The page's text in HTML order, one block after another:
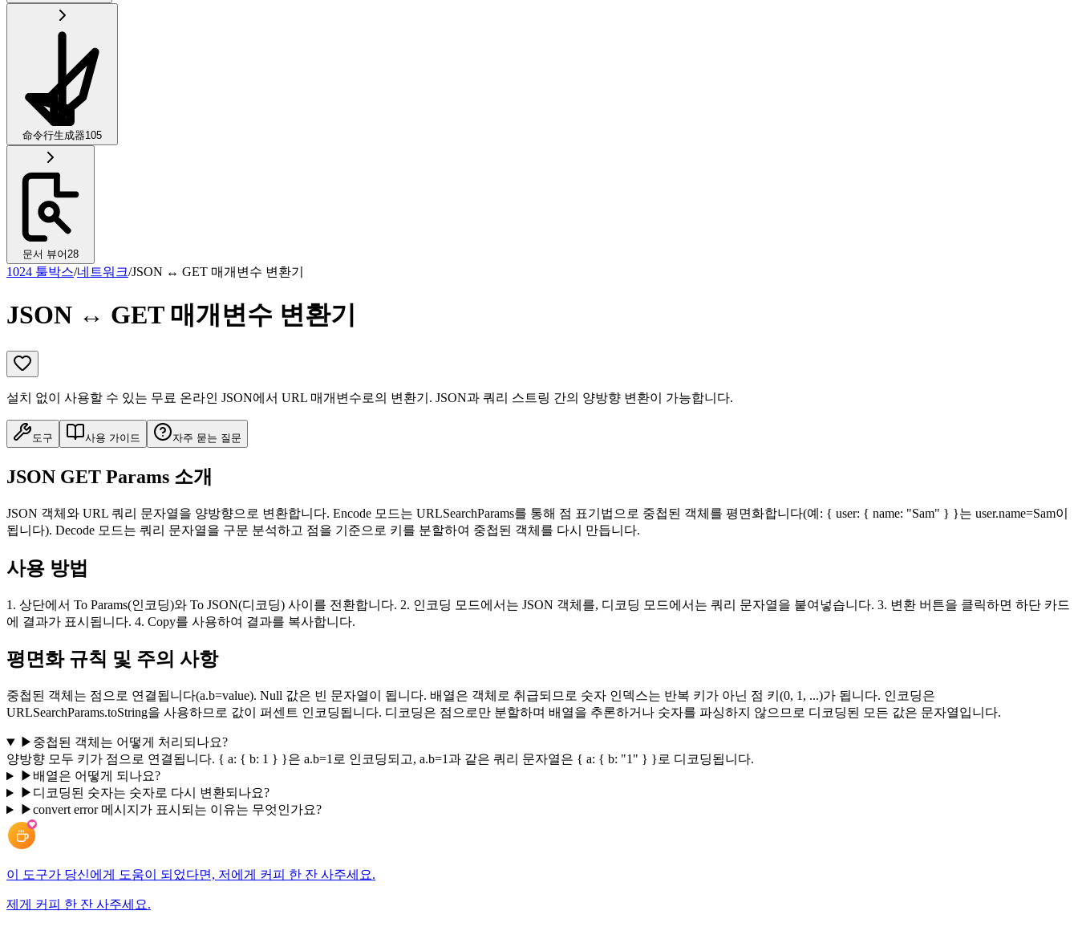
命令行生成器105
문서 뷰어28
1024 툴박스/네트워크/JSON ↔ GET 매개변수 변환기
JSON ↔ GET 매개변수 변환기
설치 없이 사용할 수 있는 무료 온라인 JSON에서 URL 매개변수로의 변환기. JSON과 쿼리 스트링 간의 양방향 변환이 가능합니다.
도구 사용 가이드 자주 묻는 질문
JSON GET Params 소개
JSON 객체와 URL 쿼리 문자열을 양방향으로 변환합니다. Encode 모드는 URLSearchParams를 통해 점 표기법으로 중첩된 객체를 평면화합니다(예: { user: { name: "Sam" } }는 user.name=Sam이
됩니다). Decode 모드는 쿼리 문자열을 구문 분석하고 점을 기준으로 키를 분할하여 중첩된 객체를 다시 만듭니다.
사용 방법
1. 상단에서 To Params(인코딩)와 To JSON(디코딩) 사이를 전환합니다. 2. 인코딩 모드에서는 JSON 객체를, 디코딩 모드에서는 쿼리 문자열을 붙여넣습니다. 3. 변환 버튼을 클릭하면 하단 카드
에 결과가 표시됩니다. 4. Copy를 사용하여 결과를 복사합니다.
평면화 규칙 및 주의 사항
중첩된 객체는 점으로 연결됩니다(a.b=value). Null 값은 빈 문자열이 됩니다. 배열은 객체로 취급되므로 숫자 인덱스는 반복 키가 아닌 점 키(0, 1, ...)가 됩니다. 인코딩은
URLSearchParams.toString을 사용하므로 값이 퍼센트 인코딩됩니다. 디코딩은 점으로만 분할하며 배열을 추론하거나 숫자를 파싱하지 않으므로 디코딩된 모든 값은 문자열입니다.
▶ 중첩된 객체는 어떻게 처리되나요?
양방향 모두 키가 점으로 연결됩니다. { a: { b: 1 } }은 a.b=1로 인코딩되고, a.b=1과 같은 쿼리 문자열은 { a: { b: "1" } }로 디코딩됩니다.
▶ 배열은 어떻게 되나요?
▶ 디코딩된 숫자는 숫자로 다시 변환되나요?
▶convert error 메시지가 표시되는 이유는 무엇인가요?
이 도구가 당신에게 도움이 되었다면, 저에게 커피 한 잔 사주세요.
제게 커피 한 잔 사주세요.